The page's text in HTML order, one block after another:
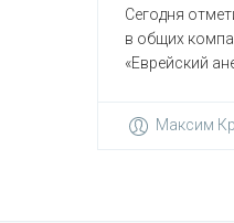
Сегодня
в общих
«Еврейский
Максим